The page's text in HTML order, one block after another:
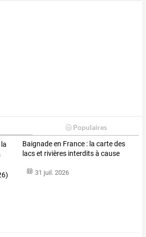
Populaires
Baignadeen France : la cartedes
lacset rivières interditsà cause
31 juil. 2026